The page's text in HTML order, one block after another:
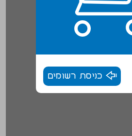
כניסת רשומים